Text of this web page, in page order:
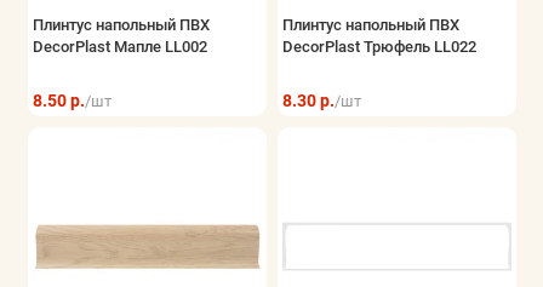
Плинтус напольный ПВХ
DecorPlast Мапле LL002
8.50 р./шт
Плинтус напольный ПВХ
DecorPlast Трюфель LL022
8.30 р./шт